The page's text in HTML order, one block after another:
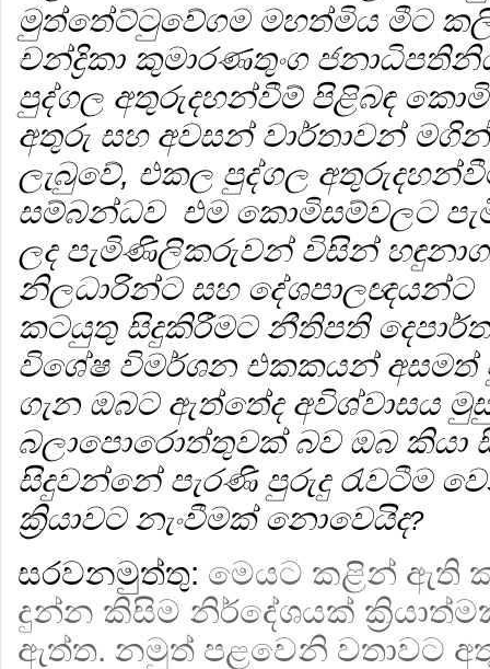
මුත්තේට්ටුවේගම මහත්මිය මීට
චන්ද්‍රිකා කුමාරණතුංග
පුද්ගල අතුරුදහන්වීම් පිළිබඳ
අතුරු සහ අවසන් වාර්තාවන්
ලැබුවේ, එකල පුද්ගල
සම්බන්ධව එම කොමිසම්වලට
ලද පැමිණිලිකරුවන් විසින්
නිලධාරින්ට සහ
කටයුතු සිදුකිරීමට නීතිපති
විශේෂ විමර්ශන එකකයන් අසමත්
ගැන ඔබට ඇත්තේද අවිශ්වාසය
බලාපොරොත්තුවක් බව ඔබ කියා
සිදුවන්නේ පැරණි පුරුදු රැවටීම
ක්‍රියාවට නැංවීමක් නොවෙයිද?
සරවනමුත්තු: මෙයට කළින් ඇති
දුන්න කිසිම නිර්දේශයක්
ඇත්ත. නමුත් පළවෙනි වතාවට